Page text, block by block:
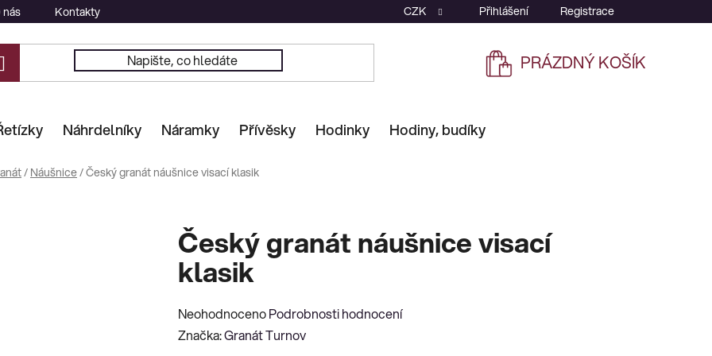
nás Kontakty CZK Přihlášení Registrace
NÁKUPNÍ
PRÁZDNÝ KOŠÍK
Náhrdelníky Náramky Přívěsky Hodinky Hodiny, budíky
/ Náušnice/Český granát náušnice visací klasik
Český granát náušnice visací
klasik
Průměrné
hodnocení
NeohodnocenoPodrobnosti hodnocení
Značka:Granát Turnov